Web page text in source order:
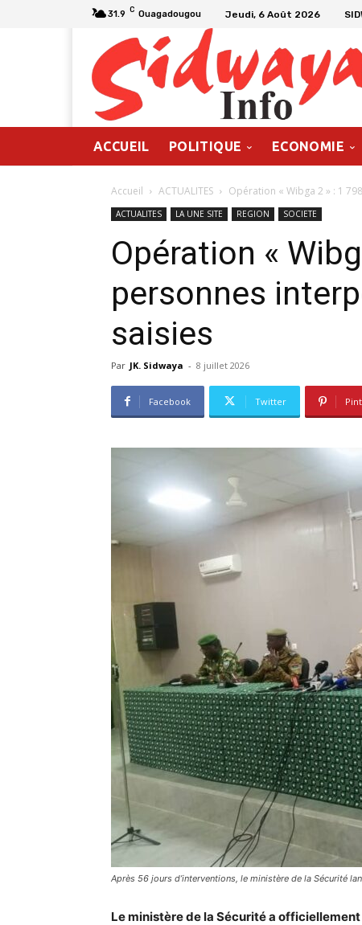
31.9 C Ouagadougou Jeudi, 6 Août 2026
ACCUEIL POLITIQUE ECONOMIE
Accueil ACTUALITES Opération « Wibga 2 » : 1
ACTUALITES LA UNE SITE REGION SOCIETE
Opération «
personnes
saisies
Par JK. Sidwaya - 8 juillet 2026
Facebook Twitter
Après 56 jours d’interventions, le ministère de la Sécurité
Le ministère de la Sécurité a